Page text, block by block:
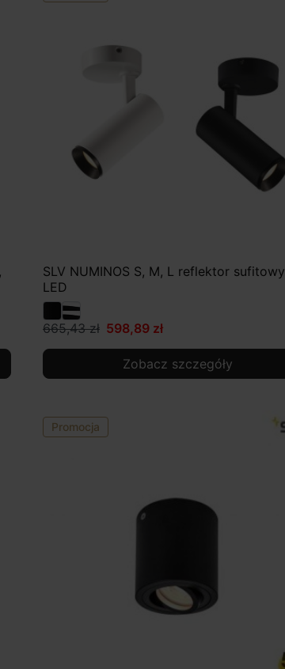
SLV NUMINOS S, M, L reflektor sufitowy
LED
665,43 zł 598,89 zł
Zobacz szczegóły
Promocja